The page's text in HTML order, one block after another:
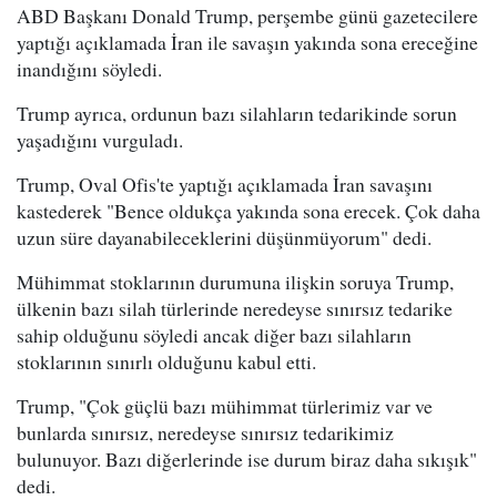
ABD Başkanı Donald Trump, perşembe günü gazetecilere
yaptığı açıklamada İran ile savaşın yakında sona ereceğine
inandığını söyledi.
Trump ayrıca, ordunun bazı silahların tedarikinde sorun
yaşadığını vurguladı.
Trump, Oval Ofis'te yaptığı açıklamada İran savaşını
kastederek "Bence oldukça yakında sona erecek. Çok daha
uzun süre dayanabileceklerini düşünmüyorum" dedi.
Mühimmat stoklarının durumuna ilişkin soruya Trump,
ülkenin bazı silah türlerinde neredeyse sınırsız tedarike
sahip olduğunu söyledi ancak diğer bazı silahların
stoklarının sınırlı olduğunu kabul etti.
Trump, "Çok güçlü bazı mühimmat türlerimiz var ve
bunlarda sınırsız, neredeyse sınırsız tedarikimiz
bulunuyor. Bazı diğerlerinde ise durum biraz daha sıkışık"
dedi.